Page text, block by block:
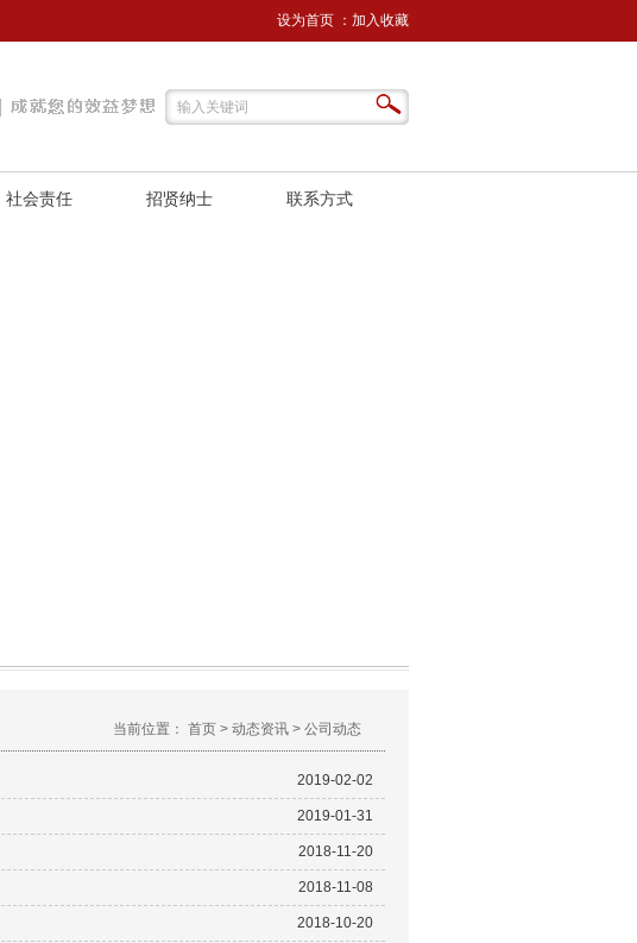
设为首页 ： 加入收藏
社会责任 招贤纳士 联系方式
当前位置： 首页 > 动态资讯 > 公司动态
2019-02-02
2019-01-31
2018-11-20
2018-11-08
2018-10-20